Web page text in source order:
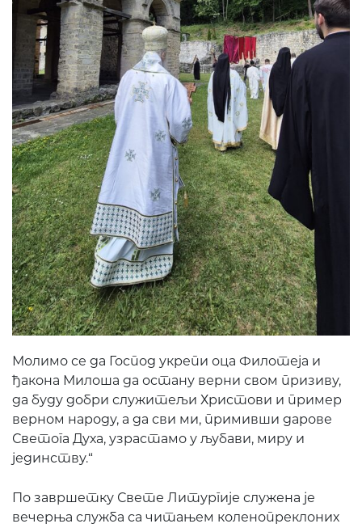
Молимо се да Господ укрепи оца Филотеја и
ђакона Милоша да остану верни свом призиву,
да буду добри служитељи Христови и пример
верном народу, а да сви ми, примивши дарове
Светога Духа, узрастамо у љубави, миру и
јединству.“
По завршетку Свете Литургије служена је
вечерња служба са читањем коленопреклоних